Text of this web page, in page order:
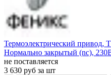
Термоэлектрический привод,
Нормально закрытый (nc),
не поставляется
3 630 руб за шт